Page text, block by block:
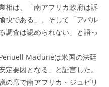
は、「南アフリカ政府は訴
快である」、そして「アパル
調査は認められない」と語っ
Maduneは米国の法廷
要因となる」と証言した。
の席で南アフリカ・ジュビリ